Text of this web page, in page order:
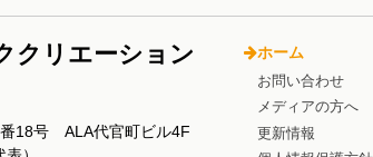
クリエーション
18号 ALA代官町ビル4F
ホーム
お問い合わせ
メディアの方へ
更新情報